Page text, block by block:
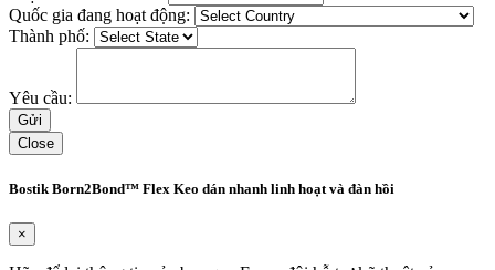
Quốc gia đang hoạt động:
Thành phố:
Yêu cầu:
Close
Bostik Born2Bond™ Flex Keo dán nhanh linh hoạt và đàn hồi
×